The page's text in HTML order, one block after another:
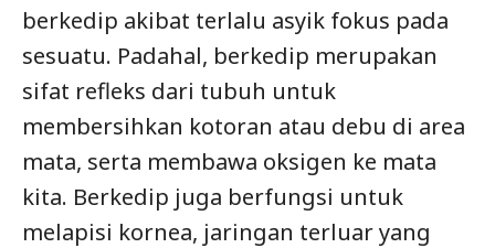
berkedip akibat terlalu asyik fokus pada
sesuatu. Padahal, berkedip merupakan
sifat refleks dari tubuh untuk
membersihkan kotoran atau debu di area
mata, serta membawa oksigen ke mata
kita. Berkedip juga berfungsi untuk
melapisi kornea, jaringan terluar yang